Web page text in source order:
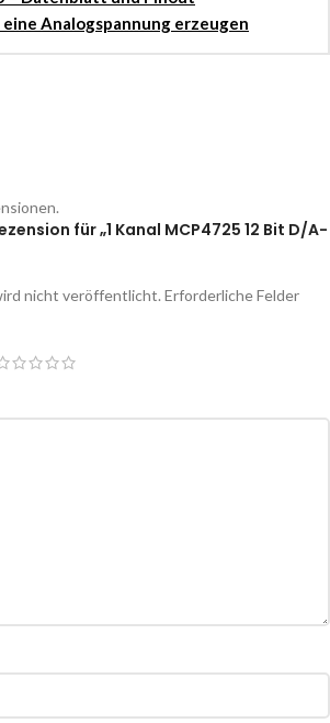
Analogspannung erzeugen
für „1 Kanal MCP4725 12 Bit D/A-
nicht veröffentlicht. Erforderliche Felder